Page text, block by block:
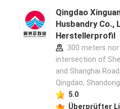
Qingdao
Husbandry Co., Ltd
Herstellerprofil
300 meters
intersection of
and Shanghai
Qingdao,
5.0
Überprüfter